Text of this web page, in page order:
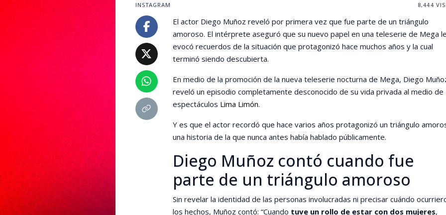
INSTAGRAM 8,444
El actor Diego Muñoz reveló por primera vez que fue parte de un triángulo
amoroso. El intérprete aseguró que su nuevo papel en una teleserie de Mega
evocó recuerdos de la situación que protagonizó hace muchos años y la cual
terminó siendo descubierta.
En medio de la promoción de la nueva teleserie nocturna de Mega, Diego
reveló un episodio completamente desconocido de su vida privada al medio de
espectáculos Lima Limón.
Y es que el actor recordó que hace varios años protagonizó un triángulo
una historia de la que nunca antes había hablado públicamente.
Diego Muñoz contó cuando fue
parte de un triángulo amoroso
Sin revelar la identidad de las personas involucradas ni precisar cuándo
los hechos, Muñoz contó: “Cuando tuve un rollo de estar con dos mujeres,